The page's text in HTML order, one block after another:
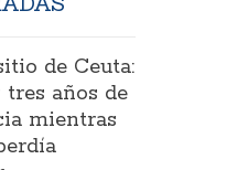
de Ceuta:
años de
mientras